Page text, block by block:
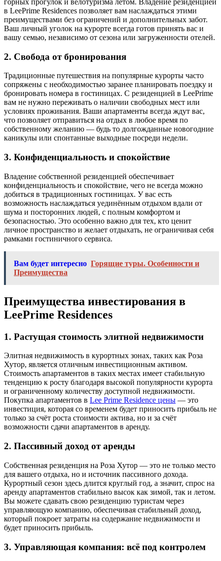
горных прогулок и велотуризма летом. Владение резиденцией
в LeePrime Residences позволяет вам наслаждаться этими
преимуществами без ограничений и дополнительных забот.
Ваш личный уголок на курорте всегда готов принять вас и
вашу семью, независимо от сезона или загруженности отелей.
2. Свобода от бронирования
Традиционные путешествия на популярные курорты часто
сопряжены с необходимостью заранее планировать поездку и
бронировать номера в гостиницах. С резиденцией в LeePrime
вам не нужно переживать о наличии свободных мест или
условиях проживания. Ваши апартаменты всегда ждут вас,
что позволяет отправиться на отдых в любое время по
собственному желанию — будь то долгожданные новогодние
каникулы или спонтанные выходные посреди недели.
3. Конфиденциальность и спокойствие
Владение собственной резиденцией обеспечивает
конфиденциальность и спокойствие, чего не всегда можно
добиться в традиционных гостиницах. У вас есть
возможность наслаждаться уединённым отдыхом вдали от
шума и посторонних людей, с полным комфортом и
безопасностью. Это особенно важно для тех, кто ценит
личное пространство и желает отдыхать, не ограничивая себя
рамками гостиничного сервиса.
Вам будет интересно Горящие туры. Особенности и
Преимущества
Преимущества инвестирования в
LeePrime Residences
1. Растущая стоимость элитной недвижимости
Элитная недвижимость в курортных зонах, таких как Роза
Хутор, является отличным инвестиционным активом.
Стоимость апартаментов в таких местах имеет стабильную
тенденцию к росту благодаря высокой популярности курорта
и ограниченному количеству доступной недвижимости.
Покупка апартаментов в Lee Prime Residence цены — это
инвестиция, которая со временем будет приносить прибыль не
только за счёт роста стоимости актива, но и за счёт
возможности сдачи апартаментов в аренду.
2. Пассивный доход от аренды
Собственная резиденция на Роза Хутор — это не только место
для вашего отдыха, но и источник пассивного дохода.
Курортный сезон здесь длится круглый год, а значит, спрос на
аренду апартаментов стабильно высок как зимой, так и летом.
Вы можете сдавать свою резиденцию туристам через
управляющую компанию, обеспечивая стабильный доход,
который покроет затраты на содержание недвижимости и
будет приносить прибыль.
3. Управляющая компания: всё под контролем